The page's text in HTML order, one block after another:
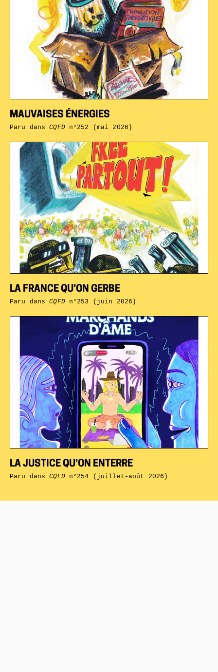
LA JUSTICE QU’ON ENTERRE
Paru dansCQFDn°254 (juillet-août 2026)
LA FRANCE QU’ON GERBE
Paru dansCQFDn°253 (juin 2026)
MAUVAISES ÉNERGIES
Paru dansCQFDn°252 (mai 2026)